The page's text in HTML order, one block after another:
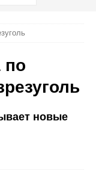
по
новые